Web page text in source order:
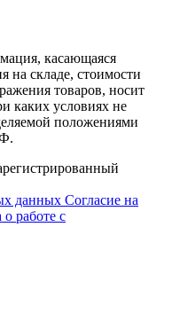
касающаяся
на складе, стоимости
товаров, носит
каких условиях не
положениями
данных Согласие на
работе с